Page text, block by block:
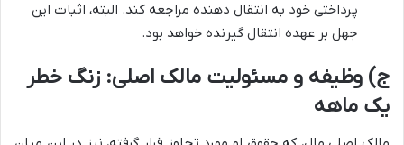
پرداختی خود به انتقال دهنده مراجعه کند. البته، اثبات این
جهل بر عهده انتقال گیرنده خواهد بود.
ج) وظیفه و مسئولیت مالک اصلی: زنگ خطر
یک ماهه